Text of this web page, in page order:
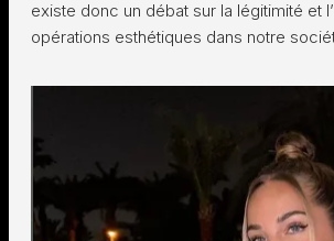
existe donc un débat sur la légitimité et
opérations esthétiques dans notre